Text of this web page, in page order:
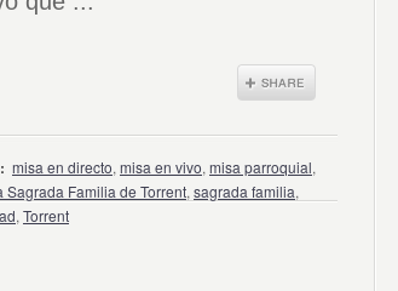
misa en directo, misa en vivo, misa parroquial,
Sagrada Familia de Torrent, sagrada familia,
, Torrent